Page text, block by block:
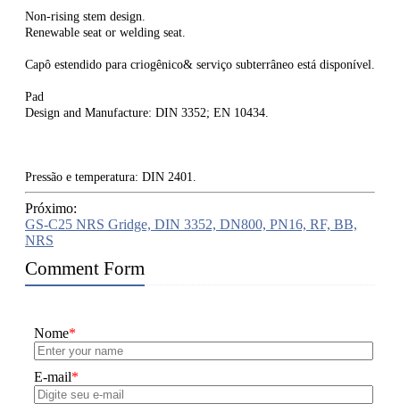
Non-rising stem design.
Renewable seat or welding seat.
Capô estendido para criogênico& serviço subterrâneo está disponível.
Pad
Design and Manufacture: DIN 3352; EN 10434.
Pressão e temperatura: DIN 2401.
Próximo:
GS-C25 NRS Gridge, DIN 3352, DN800, PN16, RF, BB,
NRS
Comment Form
Nome*
E-mail*